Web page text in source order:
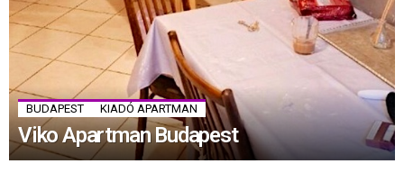
BUDAPEST KIADÓ APARTMAN
Viko Apartman Budapest